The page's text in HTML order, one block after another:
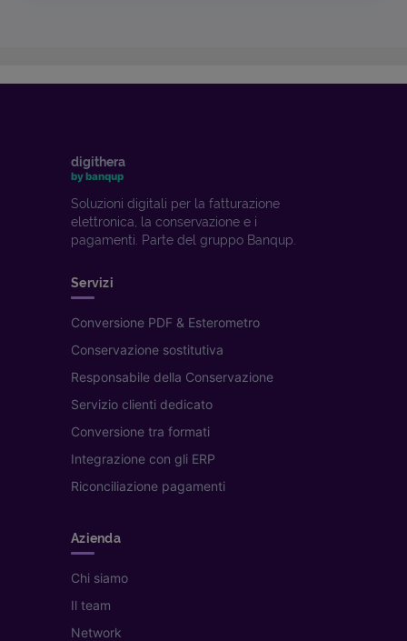
digithera
by banqup
Soluzioni digitali per la fatturazione
elettronica, la conservazione e i
pagamenti. Parte del gruppo Banqup.
Servizi
Conversione PDF & Esterometro
Conservazione sostitutiva
Responsabile della Conservazione
Servizio clienti dedicato
Conversione tra formati
Integrazione con gli ERP
Riconciliazione pagamenti
Azienda
Chi siamo
Il team
Network